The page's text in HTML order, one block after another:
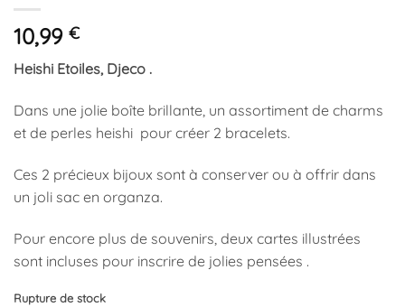
10,99 €
Heishi Etoiles, Djeco .
Dans une jolie boîte brillante, un assortiment de charms
et de perles heishi pour créer 2 bracelets.
Ces 2 précieux bijoux sont à conserver ou à offrir dans
un joli sac en organza.
Pour encore plus de souvenirs, deux cartes illustrées
sont incluses pour inscrire de jolies pensées .
Rupture de stock